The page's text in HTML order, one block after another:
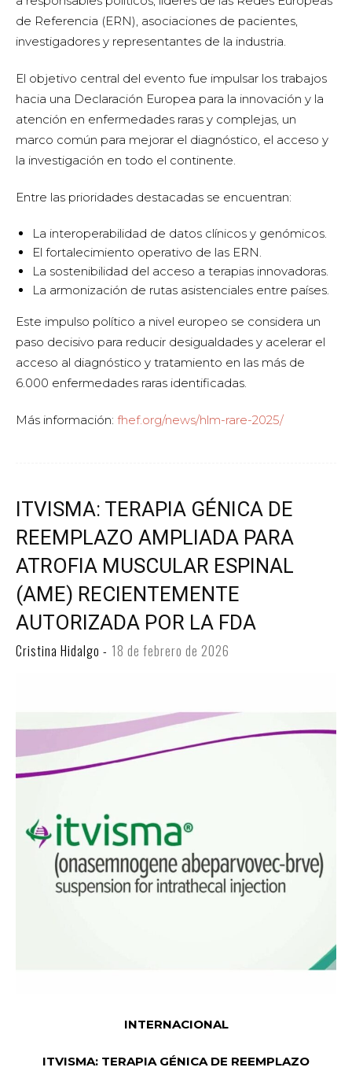
de Referencia (ERN), asociaciones de pacientes,
investigadores y representantes de la industria.
El objetivo central del evento fue impulsar los trabajos
hacia una Declaración Europea para la innovación y la
atención en enfermedades raras y complejas, un
marco común para mejorar el diagnóstico, el acceso y
la investigación en todo el continente.
Entre las prioridades destacadas se encuentran:
La interoperabilidad de datos clínicos y genómicos.
El fortalecimiento operativo de las ERN.
La sostenibilidad del acceso a terapias innovadoras.
La armonización de rutas asistenciales entre países.
Este impulso político a nivel europeo se considera un
paso decisivo para reducir desigualdades y acelerar el
acceso al diagnóstico y tratamiento en las más de
6.000 enfermedades raras identificadas.
Más información: fhef.org/news/hlm-rare-2025/
ITVISMA: TERAPIA GÉNICA DE
REEMPLAZO AMPLIADA PARA
ATROFIA MUSCULAR ESPINAL
(AME) RECIENTEMENTE
AUTORIZADA POR LA FDA
Cristina Hidalgo - 18 de febrero de 2026
INTERNACIONAL
ITVISMA: TERAPIA GÉNICA DE REEMPLAZO